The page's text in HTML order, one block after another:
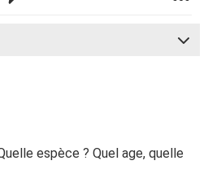
espèce ? Quel age, quelle